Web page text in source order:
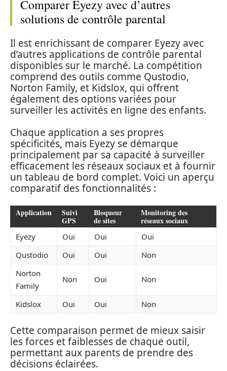
Comparer Eyezy avec d’autres
solutions de contrôle parental
Il est enrichissant de comparer Eyezy avec
d’autres applications de contrôle parental
disponibles sur le marché. La compétition
comprend des outils comme Qustodio,
Norton Family, et Kidslox, qui offrent
également des options variées pour
surveiller les activités en ligne des enfants.
Chaque application a ses propres
spécificités, mais Eyezy se démarque
principalement par sa capacité à surveiller
efficacement les réseaux sociaux et à fournir
un tableau de bord complet. Voici un aperçu
comparatif des fonctionnalités :
Application Suivi
GPS
Bloqueur
de sites
Monitoring des
réseaux sociaux
Eyezy Oui Oui
Oui
Qustodio
Oui Oui
Non
Norton
Family
Non Oui Non
Kidslox Oui Oui Non
Cette comparaison permet de mieux saisir
les forces et faiblesses de chaque outil,
permettant aux parents de prendre des
décisions éclairées.